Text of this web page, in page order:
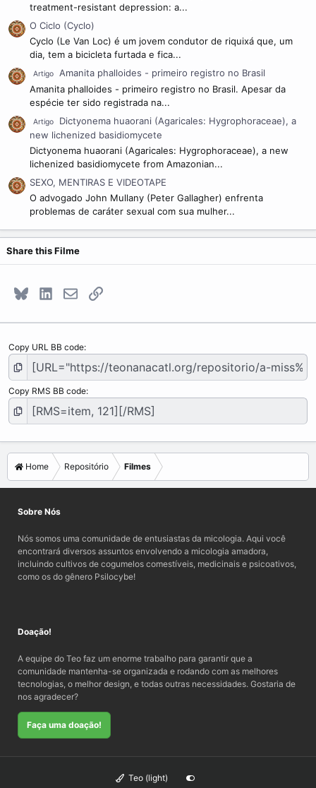
treatment-resistant depression: a...
O Ciclo (Cyclo)
Cyclo (Le Van Loc) é um jovem condutor de riquixá que, um
dia, tem a bicicleta furtada e fica...
Artigo
Amanita phalloides - primeiro registro no Brasil
Amanita phalloides - primeiro registro no Brasil. Apesar da
espécie ter sido registrada na...
Artigo
Dictyonema huaorani (Agaricales: Hygrophoraceae), a
new lichenized basidiomycete
Dictyonema huaorani (Agaricales: Hygrophoraceae), a new
lichenized basidiomycete from Amazonian...
SEXO, MENTIRAS E VIDEOTAPE
O advogado John Mullany (Peter Gallagher) enfrenta
problemas de caráter sexual com sua mulher...
Share this Filme
Bluesky LinkedInE-mailLink
Copy URL BB code
Copy RMS BB code
Home Repositório Filmes
Sobre Nós
Nós somos uma comunidade de entusiastas da micologia. Aqui você
encontrará diversos assuntos envolvendo a micologia amadora,
incluindo cultivos de cogumelos comestíveis, medicinais e psicoativos,
como os do gênero Psilocybe!
Doação!
A equipe do Teo faz um enorme trabalho para garantir que a
comunidade mantenha-se organizada e rodando com as melhores
tecnologias, o melhor design, e todas outras necessidades. Gostaria de
nos agradecer?
Faça uma doação!
Teo (light)